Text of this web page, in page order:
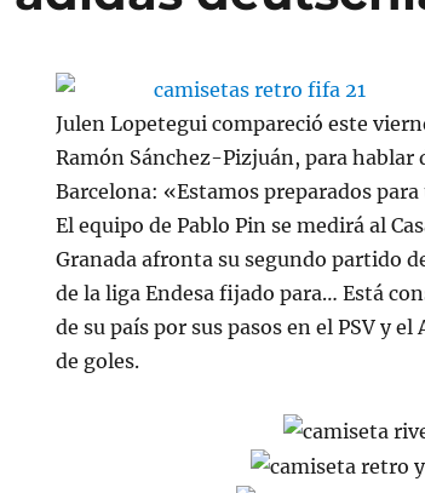
Julen Lopetegui compareció este
Ramón Sánchez-Pizjuán, para hablar
Barcelona: «Estamos preparados
El equipo de Pablo Pin se medirá al
Granada afronta su segundo partido
de la liga Endesa fijado para… Está
de su país por sus pasos en el PSV y
de goles.